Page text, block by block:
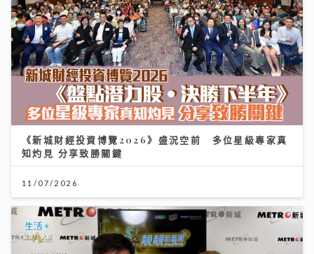
《新城財經投資博覽2026》盛況空前 多位星級專家真
知灼見 分享致勝關鍵
11/07/2026